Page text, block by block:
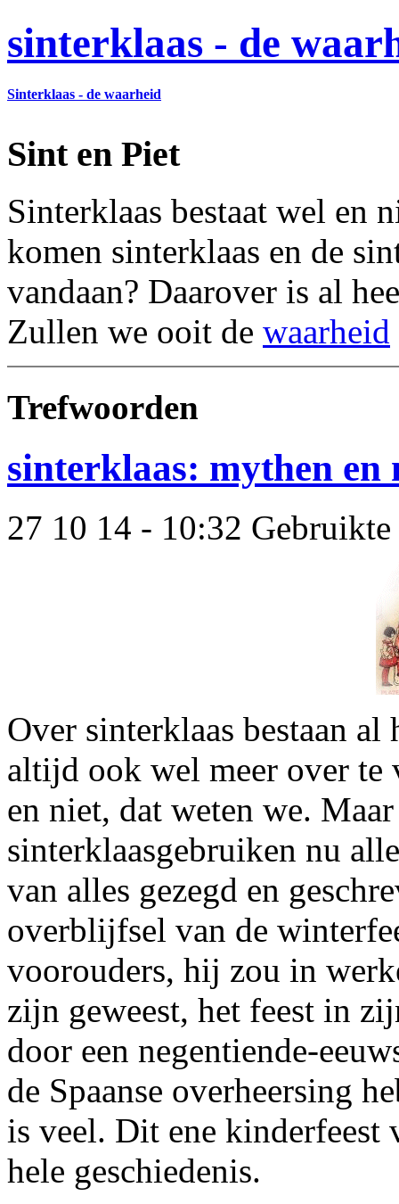
sinterklaas - de
Sinterklaas - de waarheid
Sint en Piet
Sinterklaas bestaat wel en
komen sinterklaas en de
vandaan? Daarover is al
Zullen we ooit de waarheid
Trefwoorden
sinterklaas: mythen en
27 10 14 - 10:32
Over sinterklaas bestaan
altijd ook wel meer over te
en niet, dat weten we.
sinterklaasgebruiken nu
van alles gezegd en
overblijfsel van de
voorouders, hij zou in
zijn geweest, het feest in
door een negentiende-
de Spaanse overheersing
is veel. Dit ene
hele geschiedenis.